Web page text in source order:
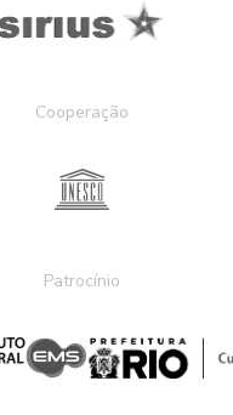
Cooperação
Patrocínio